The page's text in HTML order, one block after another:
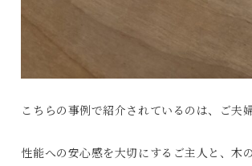
こちらの事例で紹介されているのは、ご夫
性能への安心感を大切にするご主人と、木